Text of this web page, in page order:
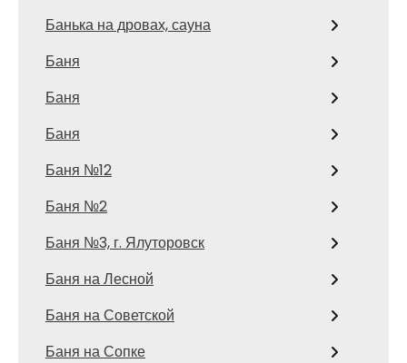
Банька на дровах, сауна
Баня
Баня
Баня
Баня №12
Баня №2
Баня №3, г. Ялуторовск
Баня на Лесной
Баня на Советской
Баня на Сопке